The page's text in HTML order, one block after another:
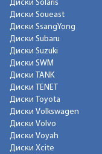
Диски Solaris
Диски Soueast
Диски SsangYong
Диски Subaru
Диски Suzuki
Диски SWM
Диски TANK
Диски TENET
Диски Toyota
Диски Volkswagen
Диски Volvo
Диски Voyah
Диски Xcite